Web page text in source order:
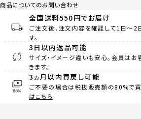
商品についてのお問い合わせ
全国送料550円でお届け
ご注文後、注文内容を確認して1日～2
す。
3日以内返品可能
サイズ・イメージ違いも安心。会員は
きます。
3ヵ月以内買戻し可能
ご不要の場合は税抜販売額の80%で買
はこちら